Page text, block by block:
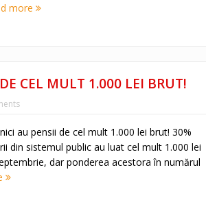
more
CEL MULT 1.000 LEI BRUT!
au pensii de cel mult 1.000 lei brut! 30%
din sistemul public au luat cel mult 1.000 lei
dar ponderea acestora în numărul